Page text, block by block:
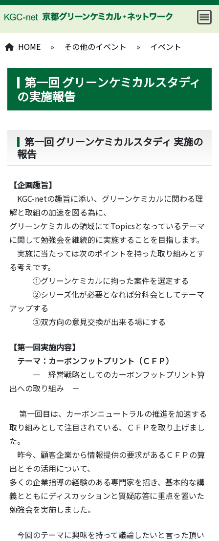
HOME » その他のイベント » イベント
第一回 グリーンケミカルスタディ
の実施報告
第一回 グリーンケミカルスタディ 実施の
報告
【企画趣旨】
KGC-netの趣旨に添い、グリーンケミカルに関わる理
解と取組の加速を図る為に、
グリーンケミカルの領域にてTopicsとなっているテーマ
に関して勉強会を継続的に実施することを目指します。
実施に当たっては次のポイントを持った取り組みとす
る考えです。
①グリーンケミカルに拘った案件を選定する
②シリーズ化が必要となれば分科会としてテーマ
アップする
③双方向の意見交換が出来る場にする
【第一回実施内容】
テーマ：カーボンフットプリント（ＣＦＰ）
― 経営戦略としてのカーボンフットプリント算
出への取り組み －
第一回目は、カーボンニュートラルの推進を加速する
取り組みとして注目されている、ＣＦＰを取り上げまし
た。
昨今、顧客企業から情報提供の要求があるＣＦＰの算
出とその活用について、
多くの企業指導の経験のある専門家を招き、基本的な講
義とともにディスカッションと質疑応答に重点を置いた
勉強会を実施しました。
今回のテーマに興味を持って議論したいと言った頂い